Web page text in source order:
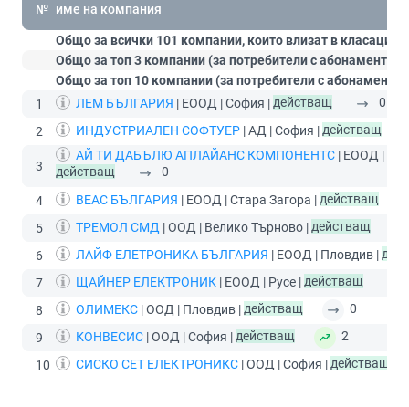
№ име на компания
Общо за всички 101 компании, които влизат в
Общо за топ 3 компании (за потребители с абонамент
Общо за топ 10 компании (за потребители с абонамент
1
ЛЕМ БЪЛГАРИЯ | ЕООД | София |действащ
0
2
ИНДУСТРИАЛЕН СОФТУЕР | АД | София |действащ
3
АЙ ТИ ДАБЪЛЮ АПЛАЙАНС КОМПОНЕНТС | ЕООД |
действащ
0
4
ВЕАС БЪЛГАРИЯ | ЕООД | Стара Загора |действащ
5
ТРЕМОЛ СМД | ООД | Велико Търново |действащ
6
ЛАЙФ ЕЛЕТРОНИКА БЪЛГАРИЯ | ЕООД | Пловдив |
7
ЩАЙНЕР ЕЛЕКТРОНИК | ЕООД | Русе |действащ
8
ОЛИМЕКС | ООД | Пловдив |действащ
0
9
КОНВЕСИС | ООД | София |действащ
2
10
СИСКО СЕТ ЕЛЕКТРОНИКС | ООД | София |действащ